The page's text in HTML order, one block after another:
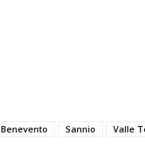
Benevento Sannio Valle